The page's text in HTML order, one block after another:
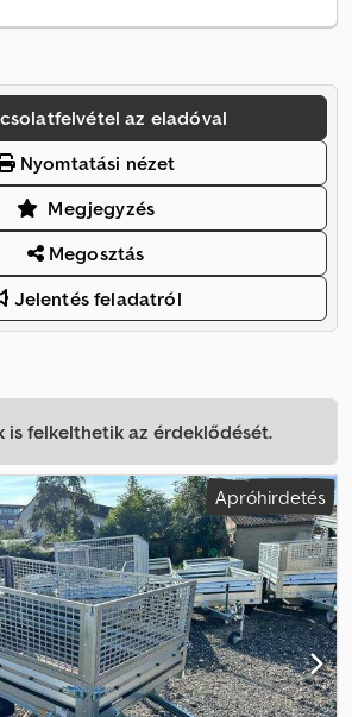
az eladóval
Nyomtatási nézet
Megjegyzés
Megosztás
Jelentés feladatról
is felkelthetik az érdeklődését.
Apróhirdetés